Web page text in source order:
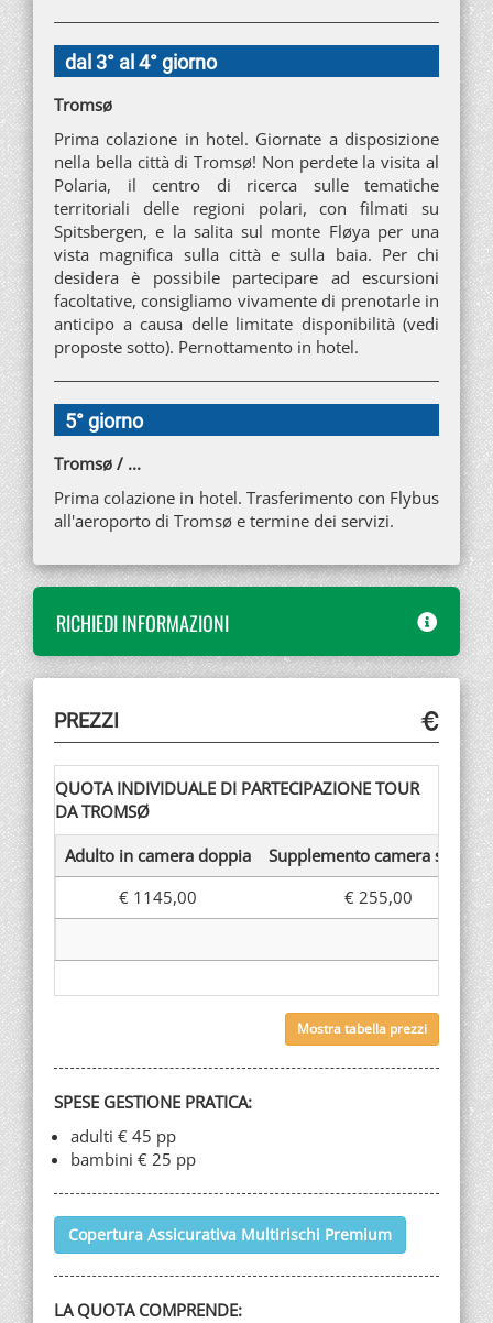
dal 3° al 4° giorno
Tromsø
Prima colazione in hotel. Giornate a disposizione
nella bella città di Tromsø! Non perdete la visita al
Polaria, il centro di ricerca sulle tematiche
territoriali delle regioni polari, con filmati su
Spitsbergen, e la salita sul monte Fløya per una
vista magnifica sulla città e sulla baia. Per chi
desidera è possibile partecipare ad escursioni
facoltative, consigliamo vivamente di prenotarle in
anticipo a causa delle limitate disponibilità (vedi
proposte sotto). Pernottamento in hotel.
5° giorno
Tromsø / ...
Prima colazione in hotel. Trasferimento con Flybus
all'aeroporto di Tromsø e termine dei servizi.
RICHIEDI INFORMAZIONI
PREZZI
QUOTA INDIVIDUALE DI PARTECIPAZIONE TOUR
DA TROMSØ
Adulto in camera doppia
Supplemento camera singola
€ 1145,00
€ 255,00
Mostra tabella prezzi
SPESE GESTIONE PRATICA:
adulti € 45 pp
bambini € 25 pp
Copertura Assicurativa Multirischi Premium
LA QUOTA COMPRENDE: